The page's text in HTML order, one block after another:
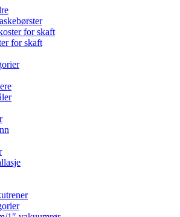
for skaft
for skaft